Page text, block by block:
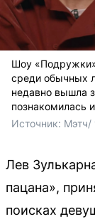
Шоу
среди обычных
недавно вышла
познакомилась
Источник: Мэтч/
Лев
пацана»,
поисках